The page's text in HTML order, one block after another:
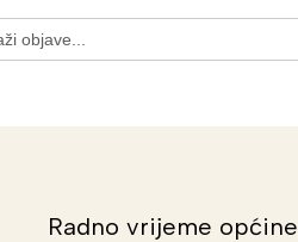
Radno vrijeme općine